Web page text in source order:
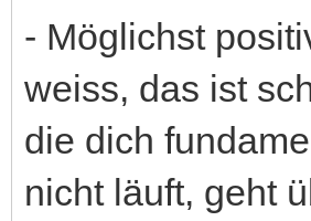
- Möglichst
weiss, das ist
die dich
nicht läuft, geht